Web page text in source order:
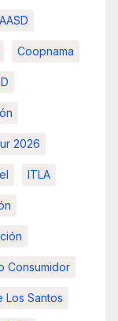
Coopnama
2026
ITLA
Consumidor
Los Santos